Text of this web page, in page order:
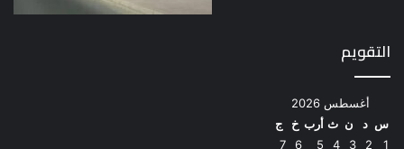
التقويم
أغسطس 2026
س د ن ث أرب خ
ج
1
2
3
4
5
6
7